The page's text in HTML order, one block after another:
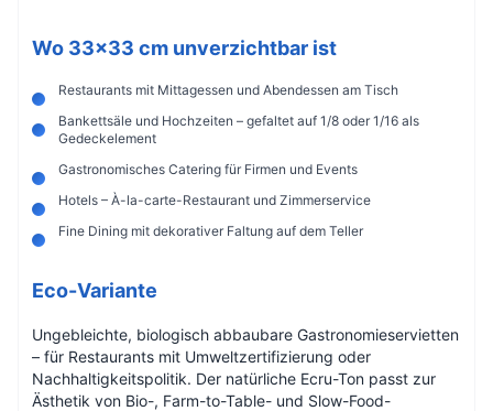
Wo 33×33 cm unverzichtbar ist
Restaurants mit Mittagessen und Abendessen am Tisch
Bankettsäle und Hochzeiten – gefaltet auf 1/8 oder 1/16 als
Gedeckelement
Gastronomisches Catering für Firmen und Events
Hotels – À-la-carte-Restaurant und Zimmerservice
Fine Dining mit dekorativer Faltung auf dem Teller
Eco-Variante
Ungebleichte, biologisch abbaubare Gastronomieservietten
– für Restaurants mit Umweltzertifizierung oder
Nachhaltigkeitspolitik. Der natürliche Ecru-Ton passt zur
Ästhetik von Bio-, Farm-to-Table- und Slow-Food-